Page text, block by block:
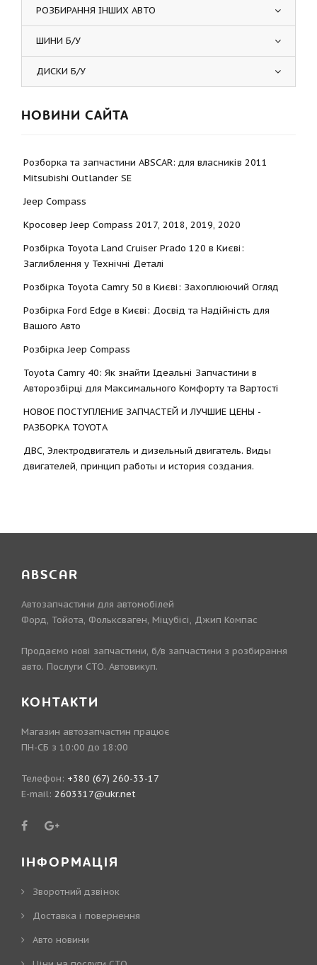
РОЗБИРАННЯ ІНШИХ АВТО
ШИНИ Б/У
ДИСКИ Б/У
НОВИНИ САЙТА
Розборка та запчастини ABSCAR: для власників 2011
Mitsubishi Outlander SE
Jeep Compass
Кросовер Jeep Compass 2017, 2018, 2019, 2020
Розбірка Toyota Land Cruiser Prado 120 в Києві:
Заглиблення у Технічні Деталі
Розбірка Toyota Camry 50 в Києві: Захоплюючий Огляд
Розбірка Ford Edge в Києві: Досвід та Надійність для
Вашого Авто
Розбірка Jeep Compass
Toyota Camry 40: Як знайти Ідеальні Запчастини в
Авторозбірці для Максимального Комфорту та Вартості
НОВОЕ ПОСТУПЛЕНИЕ ЗАПЧАСТЕЙ И ЛУЧШИЕ ЦЕНЫ -
РАЗБОРКА TOYOTА
ДВС, Электродвигатель и дизельный двигатель. Виды
двигателей, принцип работы и история создания.
ABSCAR
Автозапчастини для автомобілей
Форд, Тойота, Фольксваген, Міцубісі, Джип Компас
Продаємо нові запчастини, б/в запчастини з розбирання
авто. Послуги СТО. Автовикуп.
КОНТАКТИ
Магазин автозапчастин працює
ПН-СБ з 10:00 до 18:00
Телефон: +380 (67) 260-33-17
E-mail: 2603317@ukr.net
ІНФОРМАЦІЯ
Зворотний дзвінок
Доставка і повернення
Авто новини